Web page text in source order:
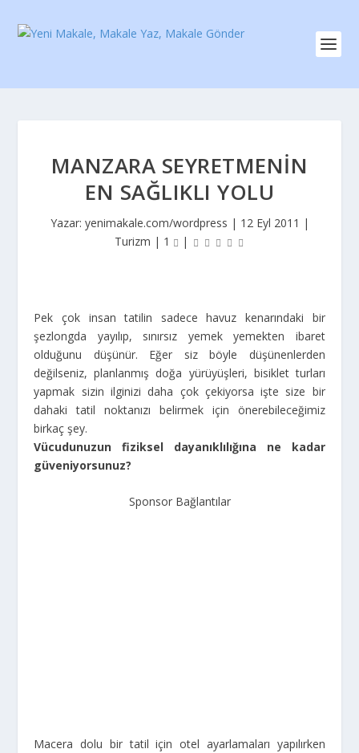
MANZARA SEYRETMENIN
EN SAĞLIKLI YOLU
Yazar: yenimakale.com/wordpress | 12 Eyl 2011 |
Turizm | 1 |
Pek çok insan tatilin sadece havuz kenarındaki bir
şezlongda yayılıp, sınırsız yemek yemekten ibaret
olduğunu düşünür. Eğer siz böyle düşünenlerden
değilseniz, planlanmış doğa yürüyüşleri, bisiklet turları
yapmak sizin ilginizi daha çok çekiyorsa işte size bir
dahaki tatil noktanızı belirmek için önerebileceğimiz
birkaç şey.
Vücudunuzun fiziksel dayanıklılığına ne kadar
güveniyorsunuz?
Sponsor Bağlantılar
Macera dolu bir tatil için otel ayarlamaları yapılırken